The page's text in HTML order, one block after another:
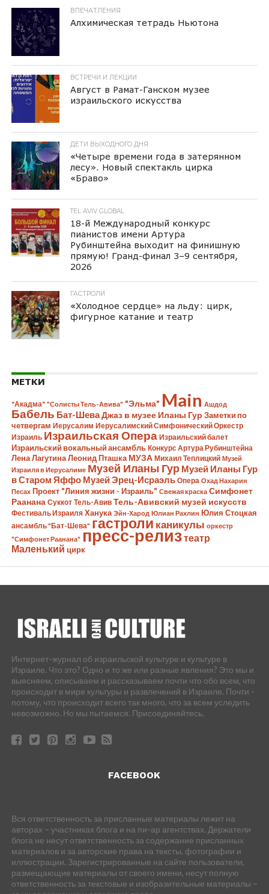
ВПЕЧАТЛЕНИЯ
Алхимическая тетрадь Ньютона
ВСТРЕЧИ И ЛЕКЦИИ
Август в Рамат-Ганском музее
израильского искусства
ДЕТИ ВЫХОДНОГО ДНЯ
«Четыре времени года в затерянном
лесу». Новый спектакль цирка
«Браво»
TEL AVIV GLOBAL
18-й Международный конкурс
пианистов имени Артура
Рубинштейна выходит на финишную
прямую! Гранд-финал 3–9 сентября,
2026
ГАСТРОЛИ
«Холодное сердце» на льду: цирк,
фигурное катание и театр
МЕТКИ
"Акадма" "Солисты Тель-Авива" "Эльма" Main Ашдод
Бабель Бат-ШеваДжаз в музее Иланы Гур Заметки по
четвергам Иерусалим Иерусалимский Симфонический Оркестр
Израиль Израильская Опера Израильский балет
Израильский вокальный ансамбль Конкурс Артура Рубинштейна
Лена Лагутина Леонид Пташка МУЗА Михаил Теплицкий Музей
Израиля в Иерусалиме Музей Иланы Гур Музей Иланы Гур
в Старом Яффо Музей Эрец-Исраэль Опера Охад Нахарин
Песах Проект "Линия жизни - Израиль" Свежая краска Симфонет
Раанана Суккот Тель-Авив Тель-Авивский музей искусств
Фестиваль Израиля Ханука Эйн-Харод Юлиан Рахлин Юлия Стоцкая
ансамбль "Бат-Шева" гастроли каникулы оркестр
"Симфонет Раанана" пресс-релизтеатр
Маленький цирк
Интернет-журнал об израильской культуре и культуре в
Израиле. Что это? Одно и то же или разные явления? Это мы и
выясняем, описываем и рассказываем почти что обо всем, что
происходит в мире культуры и развлечений в Израиле. Почти -
потому, что происходит всего так много, что за всем уследить
невозможно. Но мы пытаемся. Присоединяйтесь.
FACEBOOK
Вся ответственность за присланные материалы лежит на
авторах – участниках блога и на пи-ар агентствах. Держатели
блога не несут ответственность за содержание присланных
материалов и за авторские права на тексты, фотографии и
иллюстрации. Зарегистрированные на сайте пользователи,
размещающие материалы от своего имени, несут полную
ответственность за текстовые и изобразительные материалы –